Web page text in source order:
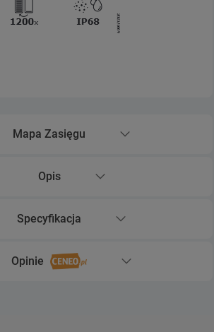
Mapa Zasięgu
Rozwiń sekcję Mapa Zasięgu
Opis
Rozwiń sekcję Opis
Specyfikacja
Rozwiń sekcję Specyfikacja
Opinie
Rozwiń sekcję Opinie